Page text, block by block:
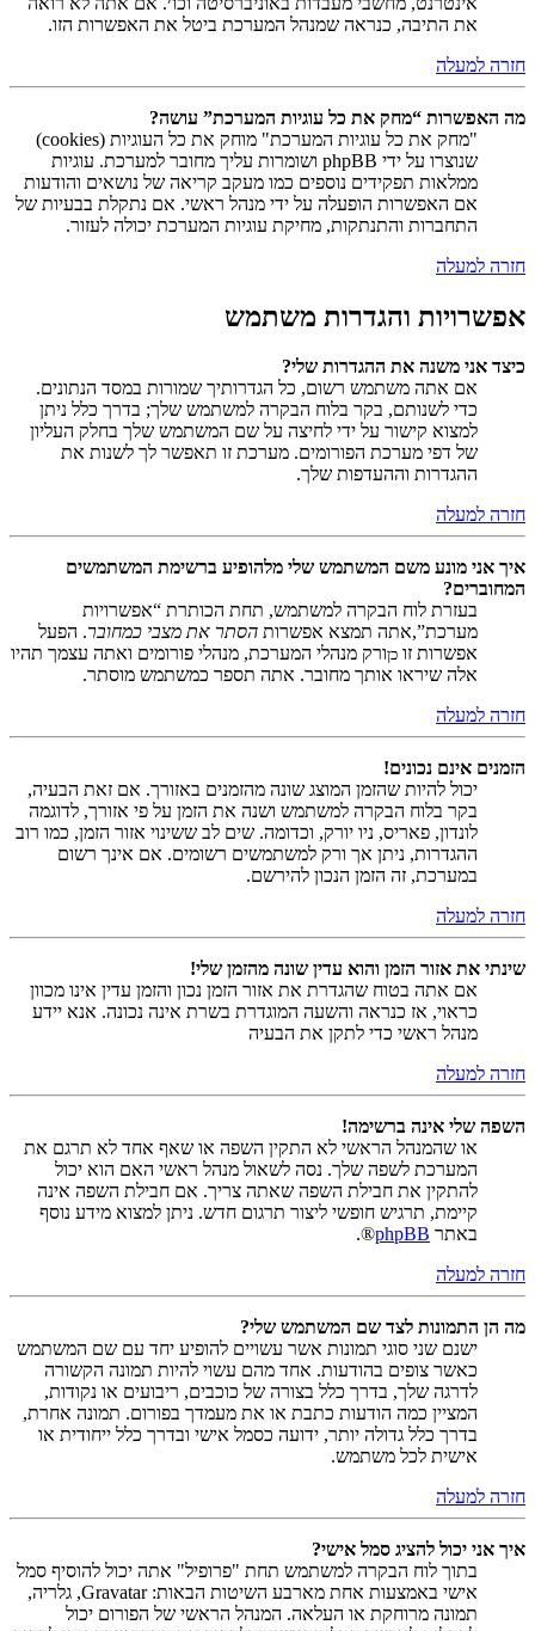
את התיבה, כנראה שמנהל המערכת ביטל את האפשרות הזו.
חזרה למעלה
מה האפשרות “מחק את כל עוגיות המערכת” עושה?
"מחק את כל עוגיות המערכת" מוחק את כל העוגיות (cookies)
שנוצרו על ידי phpBB ושומרות עליך מחובר למערכת. עוגיות
ממלאות תפקידים נוספים כמו מעקב קריאה של נושאים והודעות
אם האפשרות הופעלה על ידי מנהל ראשי. אם נתקלת בבעיות של
התחברות והתנתקות, מחיקת עוגיות המערכת יכולה לעזור.
חזרה למעלה
אפשרויות והגדרות משתמש
כיצד אני משנה את ההגדרות שלי?
אם אתה משתמש רשום, כל הגדרותיך שמורות במסד הנתונים.
כדי לשנותם, בקר בלוח הבקרה למשתמש שלך; בדרך כלל ניתן
למצוא קישור על ידי לחיצה על שם המשתמש שלך בחלק העליון
של דפי מערכת הפורומים. מערכת זו תאפשר לך לשנות את
ההגדרות וההעדפות שלך.
חזרה למעלה
איך אני מונע משם המשתמש שלי מלהופיע ברשימת המשתמשים
המחוברים?
בעזרת לוח הבקרה למשתמש, תחת הכותרת “אפשרויות
מערכת”,אתה תמצא אפשרות הסתר את מצבי כמחובר. הפעל
אפשרות זו כןורק מנהלי המערכת, מנהלי פורומים ואתה עצמך תהיו
אלה שיראו אותך מחובר. אתה תספר כמשתמש מוסתר.
חזרה למעלה
הזמנים אינם נכונים!
יכול להיות שהזמן המוצג שונה מהזמנים באזורך. אם זאת הבעיה,
בקר בלוח הבקרה למשתמש ושנה את הזמן על פי אזורך, לדוגמה
לונדון, פאריס, ניו יורק, וכדומה. שים לב ששינוי אזור הזמן, כמו רוב
ההגדרות, ניתן אך ורק למשתמשים רשומים. אם אינך רשום
במערכת, זה הזמן הנכון להירשם.
חזרה למעלה
שינתי את אזור הזמן והוא עדין שונה מהזמן שלי!
אם אתה בטוח שהגדרת את אזור הזמן נכון והזמן עדין אינו מכוון
כראוי, אז כנראה והשעה המוגדרת בשרת אינה נכונה. אנא יידע
מנהל ראשי כדי לתקן את הבעיה
חזרה למעלה
השפה שלי אינה ברשימה!
או שהמנהל הראשי לא התקין השפה או שאף אחד לא תרגם את
המערכת לשפה שלך. נסה לשאול מנהל ראשי האם הוא יכול
להתקין את חבילת השפה שאתה צריך. אם חבילת השפה אינה
קיימת, תרגיש חופשי ליצור תרגום חדש. ניתן למצוא מידע נוסף
באתר phpBB
®.
חזרה למעלה
מה הן התמונות לצד שם המשתמש שלי?
ישנם שני סוגי תמונות אשר עשויים להופיע יחד עם שם המשתמש
כאשר צופים בהודעות. אחד מהם עשוי להיות תמונה הקשורה
לדרגה שלך, בדרך כלל בצורה של כוכבים, ריבועים או נקודות,
המציין כמה הודעות כתבת או את מעמדך בפורום. תמונה אחרת,
בדרך כלל גדולה יותר, ידועה כסמל אישי ובדרך כלל ייחודית או
אישית לכל משתמש.
חזרה למעלה
איך אני יכול להציג סמל אישי?
בתוך לוח הבקרה למשתמש תחת "פרופיל" אתה יכול להוסיף סמל
אישי באמצעות אחת מארבע השיטות הבאות: Gravatar, גלריה,
תמונה מרוחקת או העלאה. המנהל הראשי של הפורום יכול